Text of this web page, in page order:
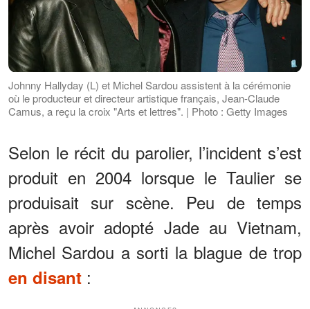
Johnny Hallyday (L) et Michel Sardou assistent à la cérémonie
où le producteur et directeur artistique français, Jean-Claude
Camus, a reçu la croix "Arts et lettres". | Photo : Getty Images
Selon le récit du parolier, l’incident s’est
produit en 2004 lorsque le Taulier se
produisait sur scène. Peu de temps
après avoir adopté Jade au Vietnam,
Michel Sardou a sorti la blague de trop
en disant :